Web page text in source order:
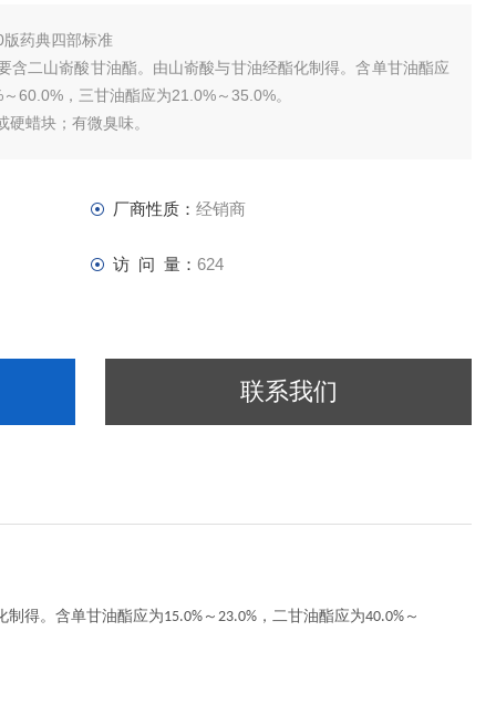
药典四部标准
含二山嵛酸甘油酯。由山嵛酸与甘油经酯化制得。含单甘油酯应
60.0%，三甘油酯应为21.0%～35.0%。
蜡块；有微臭味。
厂商性质： 经销商
访 问 量： 624
联系我们
制得。含单甘油酯应为15.0% ～ 23.0% ，二甘油酯应为40.0% ～